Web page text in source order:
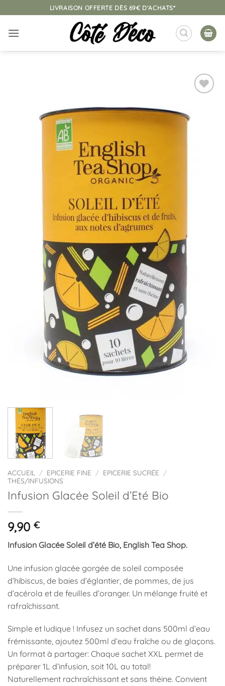
au
contenu
LIVRAISON OFFERTE DÈS 69€ D'ACHATS*
ACCUEIL / EPICERIE FINE / EPICERIE SUCRÉE /
THÉS/INFUSIONS
Infusion Glacée Soleil d’Eté Bio
9,90 €
Infusion Glacée Soleil d’été Bio, English Tea Shop.
Une infusion glacée gorgée de soleil composée
d’hibiscus, de baies d’églantier, de pommes, de jus
d’acérola et de feuilles d’oranger. Un mélange fruité et
rafraîchissant.
Simple et ludique ! Infusez un sachet dans 500ml d’eau
frémissante, ajoutez 500ml d’eau fraîche ou de glaçons.
Un format à partager: Chaque sachet XXL permet de
préparer 1L d’infusion, soit 10L au total!
Naturellement rachraîchissant et sans théine. Convient